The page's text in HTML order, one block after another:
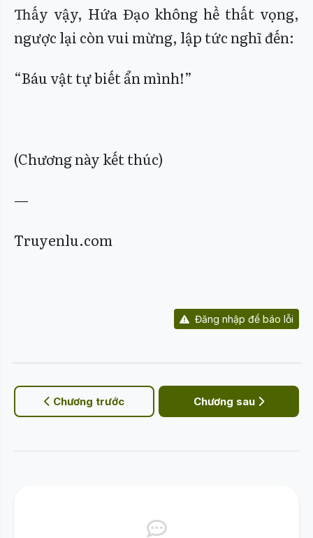
Thấy vậy, Hứa Đạo không hề thất vọng,
ngược lại còn vui mừng, lập tức nghĩ đến:
“Báu vật tự biết ẩn mình!”
(Chương này kết thúc)
—
Truyenlu.com
Đăng nhập để báo lỗi
Chương trước Chương sau